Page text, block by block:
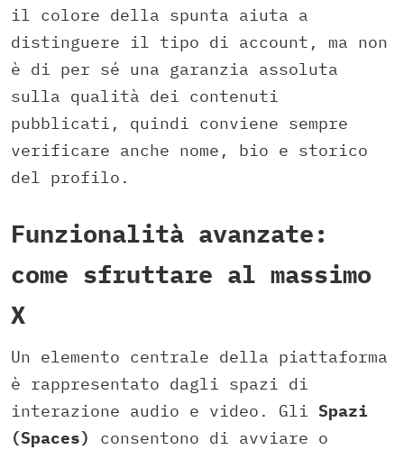
il colore della spunta aiuta a
distinguere il tipo di account, ma non
è di per sé una garanzia assoluta
sulla qualità dei contenuti
pubblicati, quindi conviene sempre
verificare anche nome, bio e storico
del profilo.
Funzionalità avanzate:
come sfruttare al massimo
X
Un elemento centrale della piattaforma
è rappresentato dagli spazi di
interazione audio e video. Gli Spazi
(Spaces)
consentono di avviare o